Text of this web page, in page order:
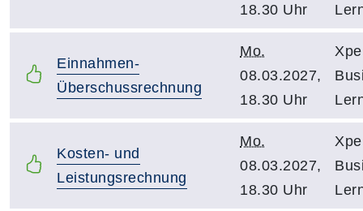
18.30 Uhr
Einnahmen-
Überschussrechnung
Mo.
08.03.2027,
18.30 Uhr
Kosten- und
Leistungsrechnung
Mo.
08.03.2027,
18.30 Uhr